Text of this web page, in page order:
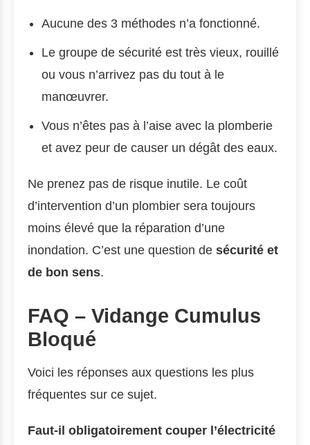
Aucune des 3 méthodes n’a fonctionné.
Le groupe de sécurité est très vieux, rouillé
ou vous n’arrivez pas du tout à le
manœuvrer.
Vous n’êtes pas à l’aise avec la plomberie
et avez peur de causer un dégât des eaux.
Ne prenez pas de risque inutile. Le coût
d’intervention d’un plombier sera toujours
moins élevé que la réparation d’une
inondation. C’est une question de sécurité et
de bon sens.
FAQ – Vidange Cumulus
Bloqué
Voici les réponses aux questions les plus
fréquentes sur ce sujet.
Faut-il obligatoirement couper l’électricité